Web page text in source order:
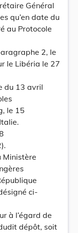
Général
qu’en date du
au Protocole
2, le
le Libéria le 27
du 13 avril
le 15
Ministère
ci-
à l’égard de
dépôt, soit